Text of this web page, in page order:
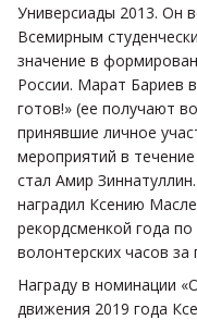
Универсиады 2013. Он
Всемирным
значение в
России. Марат Бариев
готов!» (ее получают
принявшие личное
мероприятий в
стал Амир
наградил Ксению
рекордсменкой года
волонтерских часов за
Награду в номинации
движения 2019 года